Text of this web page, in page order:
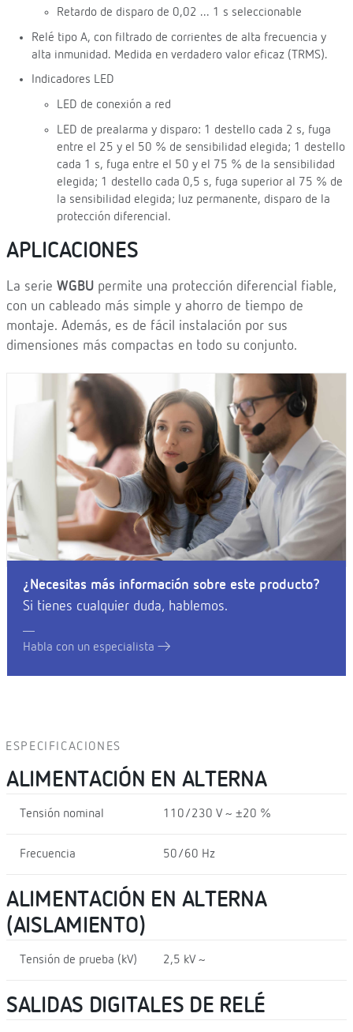
Retardo de disparo de 0,02 ... 1 s seleccionable
Relé tipo A, con filtrado de corrientes de alta frecuencia y
alta inmunidad. Medida en verdadero valor eficaz (TRMS).
Indicadores LED
LED de conexión a red
LED de prealarma y disparo: 1 destello cada 2 s, fuga
entre el 25 y el 50 % de sensibilidad elegida; 1 destello
cada 1 s, fuga entre el 50 y el 75 % de la sensibilidad
elegida; 1 destello cada 0,5 s, fuga superior al 75 % de
la sensibilidad elegida; luz permanente, disparo de la
protección diferencial.
APLICACIONES
La serie WGBU permite una protección diferencial fiable,
con un cableado más simple y ahorro de tiempo de
montaje. Además, es de fácil instalación por sus
dimensiones más compactas en todo su conjunto.
¿Necesitas más información sobre este producto?
Si tienes cualquier duda, hablemos.
Habla con un especialista
ESPECIFICACIONES
ALIMENTACIÓN EN ALTERNA
Tensión nominal 110/230 V ~ ±20 %
Frecuencia 50/60 Hz
ALIMENTACIÓN EN ALTERNA
(AISLAMIENTO)
Tensión de prueba (kV) 2,5 kV ~
SALIDAS DIGITALES DE RELÉ